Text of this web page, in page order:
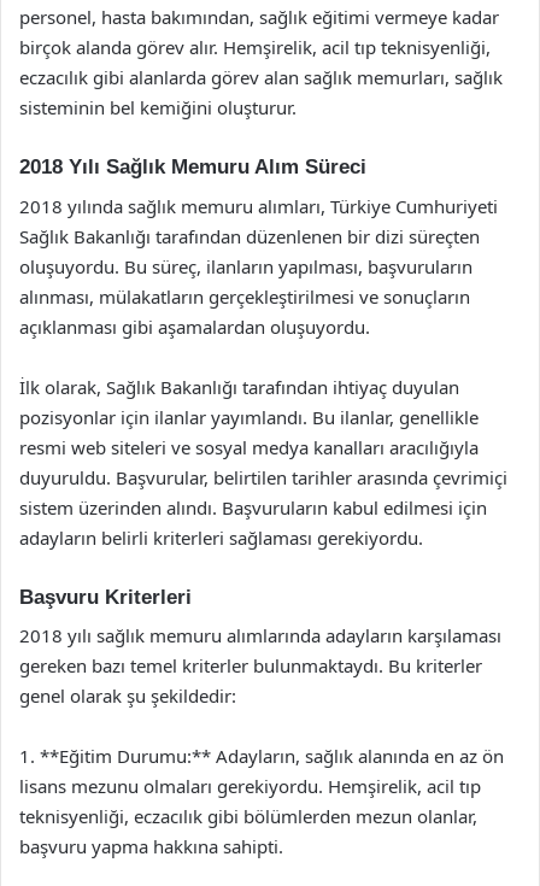
personel, hasta bakımından, sağlık eğitimi vermeye kadar
birçok alanda görev alır. Hemşirelik, acil tıp teknisyenliği,
eczacılık gibi alanlarda görev alan sağlık memurları, sağlık
sisteminin bel kemiğini oluşturur.
2018 Yılı Sağlık Memuru Alım Süreci
2018 yılında sağlık memuru alımları, Türkiye Cumhuriyeti
Sağlık Bakanlığı tarafından düzenlenen bir dizi süreçten
oluşuyordu. Bu süreç, ilanların yapılması, başvuruların
alınması, mülakatların gerçekleştirilmesi ve sonuçların
açıklanması gibi aşamalardan oluşuyordu.
İlk olarak, Sağlık Bakanlığı tarafından ihtiyaç duyulan
pozisyonlar için ilanlar yayımlandı. Bu ilanlar, genellikle
resmi web siteleri ve sosyal medya kanalları aracılığıyla
duyuruldu. Başvurular, belirtilen tarihler arasında çevrimiçi
sistem üzerinden alındı. Başvuruların kabul edilmesi için
adayların belirli kriterleri sağlaması gerekiyordu.
Başvuru Kriterleri
2018 yılı sağlık memuru alımlarında adayların karşılaması
gereken bazı temel kriterler bulunmaktaydı. Bu kriterler
genel olarak şu şekildedir:
1. **Eğitim Durumu:** Adayların, sağlık alanında en az ön
lisans mezunu olmaları gerekiyordu. Hemşirelik, acil tıp
teknisyenliği, eczacılık gibi bölümlerden mezun olanlar,
başvuru yapma hakkına sahipti.